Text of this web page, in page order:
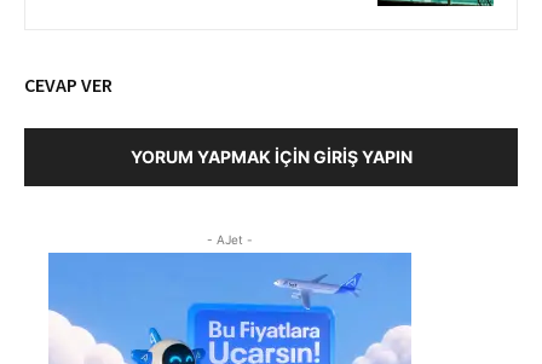
CEVAP VER
YORUM YAPMAK İÇIN GIRIŞ YAPIN
- AJet -